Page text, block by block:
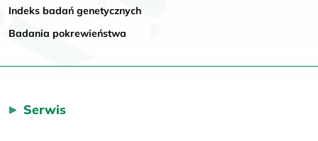
Indeks badań genetycznych
Badania pokrewieństwa
Serwis